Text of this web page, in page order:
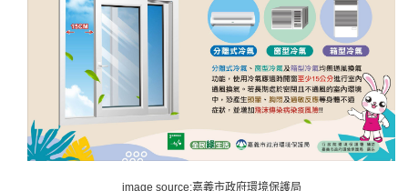
image source:嘉義市政府環境保護局